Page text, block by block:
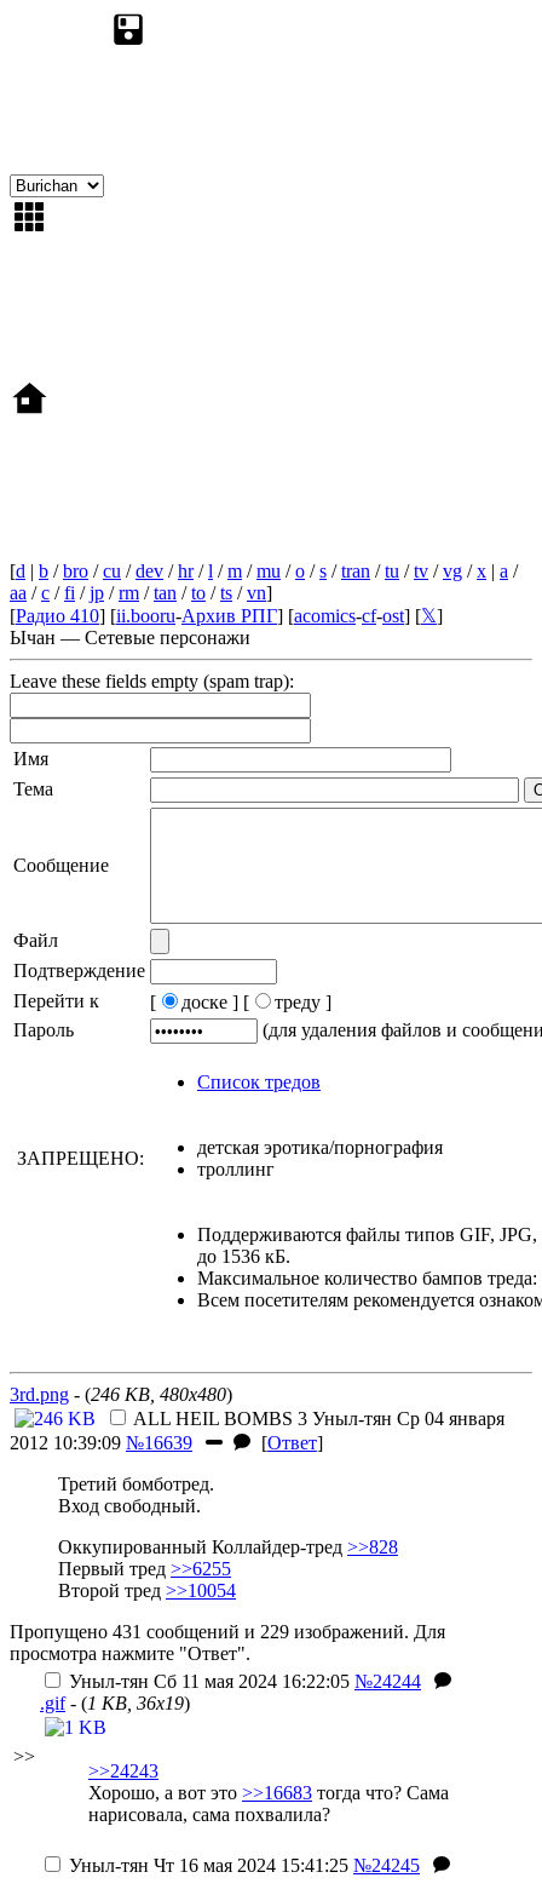
[d | b /bro /cu /dev /hr/l /m /mu /o /s /tran /tu /tv /vg /x | a /
aa /c /fi /jp /rm /tan /to /ts /vn]
[Радио 410] [ii.booru-Архив РПГ] [acomics-cf-ost] [𝕏]
Ычан — Сетевые персонажи
Leave these fields empty (spam trap):
Имя
Тема
Сообщение
Файл
Подтверждение
Перейти к
[ доске ] [
треду ]
Пароль
(для удаления файлов и
Список тредов
ЗАПРЕЩЕНО:
детская эротика/порнография
троллинг
Поддерживаются файлы типов GIF, JPG,
до 1536 кБ.
Максимальное количество бампов треда:
Всем посетителям рекомендуется
3rd.png - (246 KB, 480x480)
ALL HEIL BOMBS 3 Уныл-тян Ср 04 января
2012 10:39:09 №16639 [Ответ]
Третий бомботред.
Вход свободный.
Оккупированный Коллайдер-тред >>828
Первый тред >>6255
Второй тред >>10054
Пропущено 431 сообщений и 229 изображений. Для
просмотра нажмите "Ответ".
>>
Уныл-тян Сб 11 мая 2024 16:22:05 №24244
.gif- (1 KB, 36x19)
>>24243
Хорошо, а вот это >>16683 тогда что? Сама
нарисовала, сама похвалила?
Уныл-тян Чт 16 мая 2024 15:41:25 №24245